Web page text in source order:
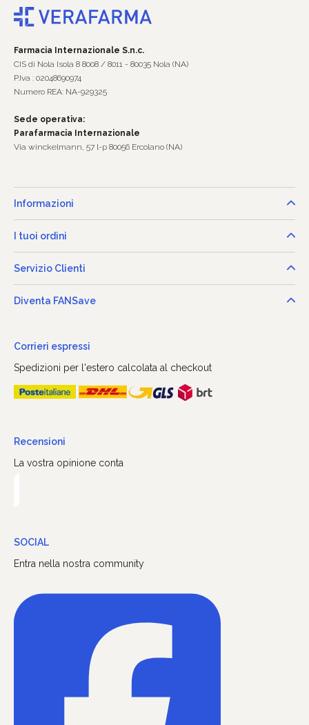
Farmacia Internazionale S.n.c.
CIS di Nola Isola 8 8008 / 8011 - 80035 Nola (NA)
P.Iva : 02048690974
Numero REA: NA-929325
Sede operativa:
Parafarmacia Internazionale
Via winckelmann, 57 l-p 80056 Ercolano (NA)
Informazioni
I tuoi ordini
Servizio Clienti
Diventa FANSave
Corrieri espressi
Spedizioni per l'estero calcolata al checkout
Recensioni
La vostra opinione conta
SOCIAL
Entra nella nostra community